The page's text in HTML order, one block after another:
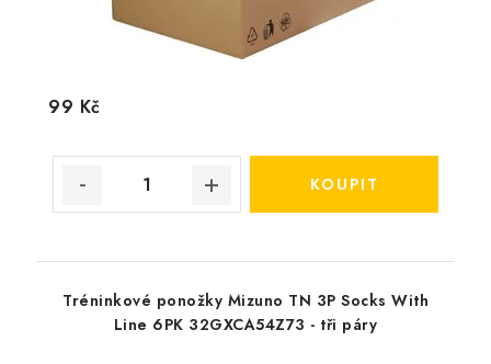
99 Kč
Tréninkové ponožky Mizuno TN 3P Socks With
Line 6PK 32GXCA54Z73 - tři páry